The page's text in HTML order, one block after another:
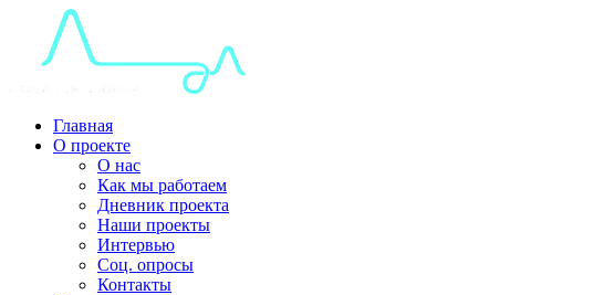
Главная
О проекте
О нас
Как мы работаем
Дневник проекта
Наши проекты
Интервью
Соц. опросы
Контакты